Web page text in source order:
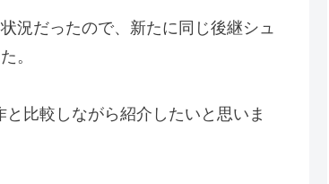
況だったので、新たに同じ後継シュ
。
比較しながら紹介したいと思いま